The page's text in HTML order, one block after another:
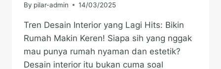
By pilar-admin 14/03/2025
Tren Desain Interior yang Lagi Hits: Bikin
Rumah Makin Keren! Siapa sih yang nggak
mau punya rumah nyaman dan estetik?
Desain interior itu bukan cuma soal